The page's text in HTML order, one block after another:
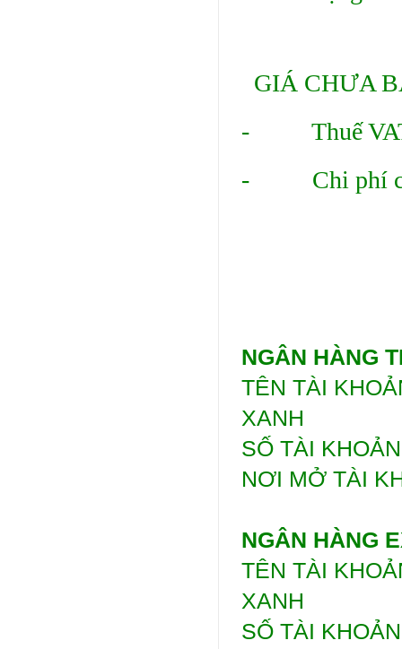
GIÁ CHƯA
- Thuế
- Chi phí cá
NGÂN HÀNG
TÊN TÀI
XANH
SỐ TÀI
NƠI MỞ TÀI
NGÂN HÀNG
TÊN TÀI
XANH
SỐ TÀI